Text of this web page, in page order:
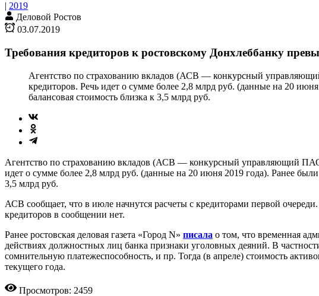
| 2019
Деловой Ростов
03.07.2019
Требования кредиторов к ростовскому Донхлеббанку
Агентство по страхованию вкладов (АСВ — конкурсный
кредиторов. Речь идет о сумме более 2,8 млрд руб. (данные на 20
балансовая стоимость близка к 3,5 млрд руб.
Агентство по страхованию вкладов (АСВ — конкурсный управляющий ПАО
идет о сумме более 2,8 млрд руб. (данные на 20 июня 2019 года). Ранее
3,5 млрд руб.
АСВ сообщает, что в июле начнутся расчеты с кредиторами первой
кредиторов в сообщении нет.
Ранее ростовская деловая газета «Город N» писала о том, что временная
действиях должностных лиц банка признаки уголовных деяний. В
сомнительную платежеспособность, и пр. Тогда (в апреле) стоимость
текущего года.
Просмотров: 2459